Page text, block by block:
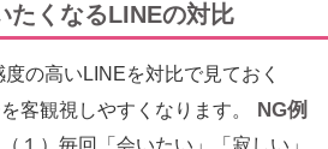
たくなるLINEの対比
の高いLINEを対比で見ておく
客観視しやすくなります。
NG例